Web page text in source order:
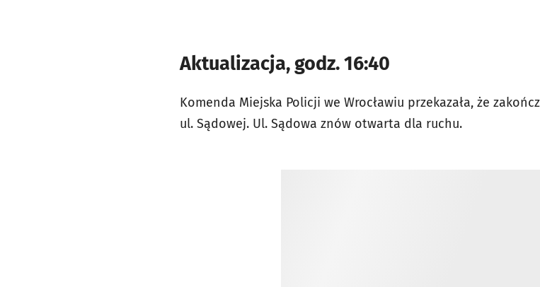
Aktualizacja, godz. 16:40
Komenda Miejska Policji we Wrocławiu przekazała, że
ul. Sądowej. Ul. Sądowa znów otwarta dla ruchu.